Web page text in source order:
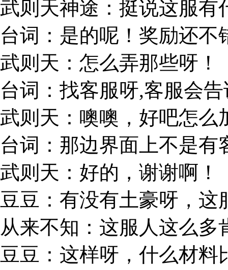
武则天神途：挺说这服有
台词：是的呢！奖励还不
武则天：怎么弄那些呀！
台词：找客服呀,客服会
武则天：噢噢，好吧怎么
台词：那边界面上不是有
武则天：好的，谢谢啊！
豆豆：有没有土豪呀，这
从来不知：这服人这么
豆豆：这样呀，什么材料